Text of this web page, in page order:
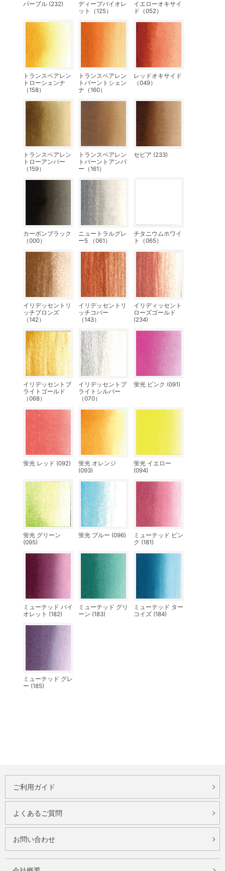
パープル (232)
ディープバイオレ
ット（125）
イエローオキサイ
ド（052）
トランスペアレン
トローシェンナ
（158）
トランスペアレン
トバーントシェン
ナ（160）
レッドオキサイド
（049）
トランスペアレン
トローアンバー
（159）
トランスペアレン
トバーントアンバ
ー（161）
セピア (233)
カーボンブラック
（000）
ニュートラルグレ
ー5 （061）
チタニウムホワイ
ト（065）
イリデッセントリ
ッチブロンズ
（142）
イリデッセントリ
ッチコパー
（143）
イリディッセント
ローズゴールド
(234)
イリデッセントブ
ライトゴールド
（068）
イリデッセントプ
ライトシルバー
（070）
蛍光 ピンク (091)
蛍光 レッド (092)
蛍光 オレンジ
(093)
蛍光 イエロー
(094)
蛍光 グリーン
(095)
蛍光 ブルー (096)
ミューテッド ピン
ク (181)
ミューテッド バイ
オレット (182)
ミューテッド グリ
ーン (183)
ミューテッド ター
コイズ (184)
ミューテッド グレ
ー (185)
ご利用ガイド
よくあるご質問
お問い合わせ